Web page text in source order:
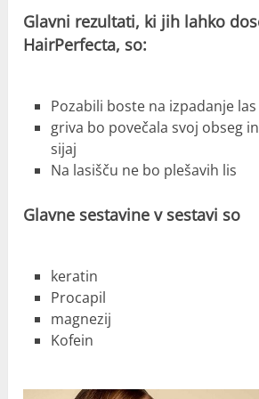
Glavni rezultati, ki jih lahko
HairPerfecta, so:
Pozabili boste na izpadanje las
griva bo povečala svoj obseg
sijaj
Na lasišču ne bo plešavih lis
Glavne sestavine v sestavi so
keratin
Procapil
magnezij
Kofein